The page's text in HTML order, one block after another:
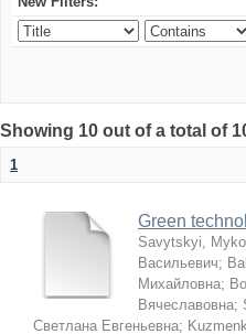
Showing 10 out of a total of
1
Green
Savytskyi,
Васильевич;
Михайловна;
Вячеславовна;
Светлана Евгеньевна;